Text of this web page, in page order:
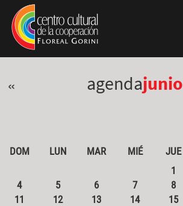
Pasar al contenido principal
Jump to main content
« agendajunio
DOM LUN MAR MIÉ JUE
1
4
5 6 7 8
11
12 13 14 15